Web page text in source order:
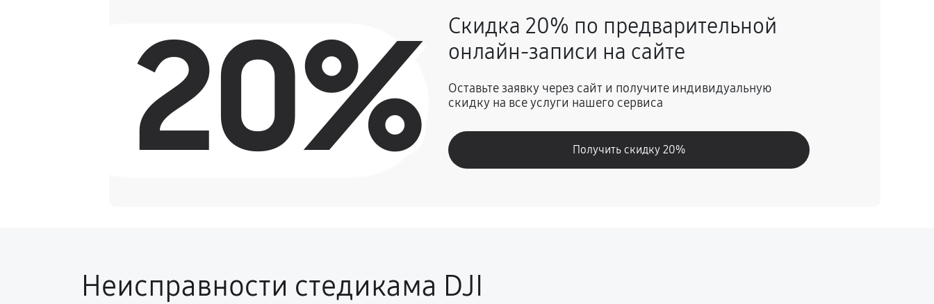
20%
Скидка 20% по предварительной
онлайн-записи на сайте
Оставьте заявку через сайт и получите индивидуальную
скидку на все услуги нашего сервиса
Получить скидку 20%
Неисправности стедикама DJI